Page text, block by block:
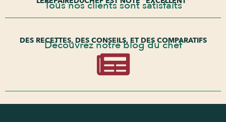
Tous nos clients sont satisfaits
DES RECETTES, DES CONSEILS, ET DES COMPARATIFS
Découvrez notre blog du chef